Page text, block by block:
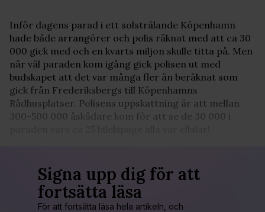
Inför dagens parad i ett solstrålande Köpenhamn
hade både arrangörer och polis räknat med att ca 30
000 gick med och en kvarts miljon skulle titta på. Men
när väl paraden kom igång gick polisen ut med
budskapet att det var många fler än beräknat som
gick från Frederiksbergs till Köpenhamns
Rådhusplatser. Polisens uppskattning är att mellan
300-500 000 åskådare kom för att se de 30 000 i
Signa upp dig för att
fortsätta läsa
För att fortsätta läsa hela artikeln, och